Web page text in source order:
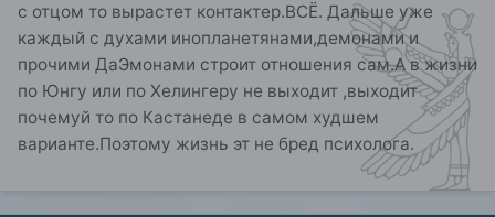
с отцом то вырастет контактер.ВСЁ. Дальше уже
каждый с духами инопланетянами,демонами и
прочими ДаЭмонами строит отношения сам.А в жизни
по Юнгу или по Хелингеру не выходит ,выходит
почемуй то по Кастанеде в самом худшем
варианте.Поэтому жизнь эт не бред психолога.